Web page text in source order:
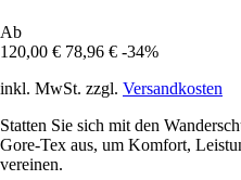
Ab
120,00 € 78,96 € -34%
inkl. MwSt. zzgl. Versandkosten
Statten Sie sich mit den
Gore-Tex aus, um Komfort,
vereinen.